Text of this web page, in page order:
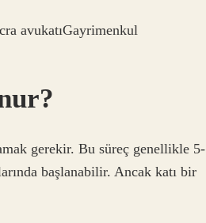
avukatıGayrimenkul
gerekir. Bu süreç genellikle 5-
başlanabilir. Ancak katı bir